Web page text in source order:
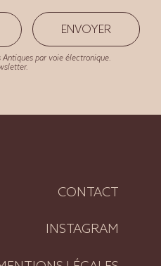
ENVOYER
par voie électronique.
CONTACT
INSTAGRAM